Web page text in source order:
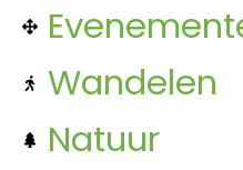
Wandelen
Natuur